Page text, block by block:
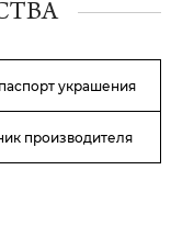
украшения
производителя